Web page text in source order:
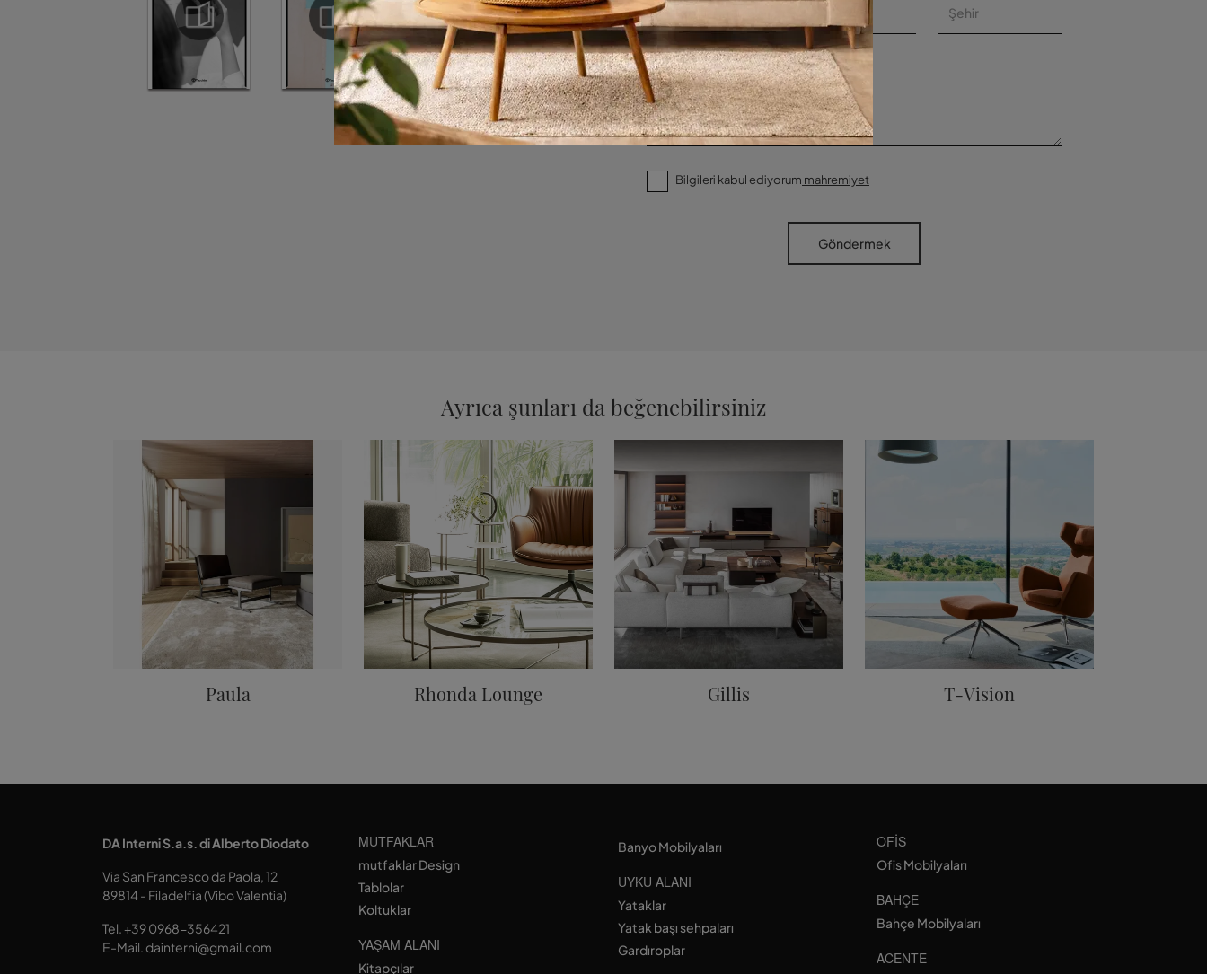
Bilgileri kabul ediyorum mahremiyet
Göndermek
Ayrıca şunları da beğenebilirsiniz
Paula Rhonda Lounge Gillis T-Vision
DA Interni S.a.s. di Alberto Diodato
Via San Francesco da Paola, 12
89814 - Filadelfia (Vibo Valentia)
Tel.+39 0968-356421
E-Mail. dainterni@gmail.com
MUTFAKLAR
mutfaklar Design
Tablolar
Koltuklar
YAŞAM ALANI
Kitapçılar
Banyo Mobilyaları
UYKU ALANI
Yataklar
Yatak başı sehpaları
Gardıroplar
OFIS
Ofis Mobilyaları
BAHÇE
Bahçe Mobilyaları
ACENTE